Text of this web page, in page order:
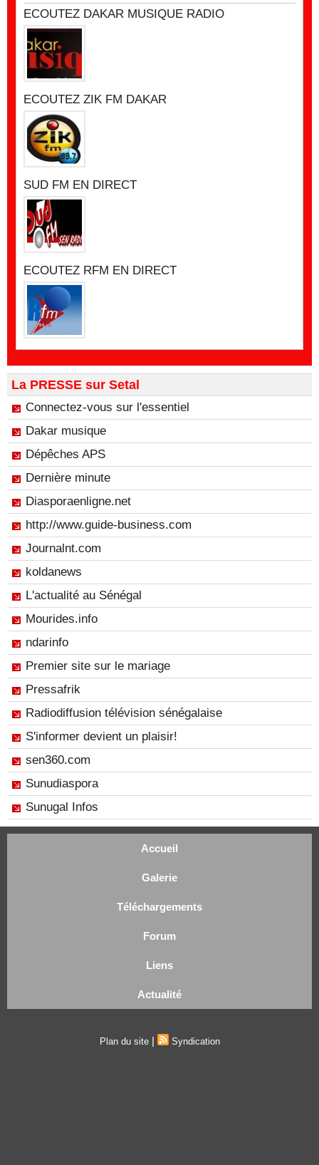
ECOUTEZ DAKAR MUSIQUE RADIO
ECOUTEZ ZIK FM DAKAR
SUD FM EN DIRECT
ECOUTEZ RFM EN DIRECT
La PRESSE sur Setal
Connectez-vous sur l'essentiel
Dakar musique
Dépêches APS
Dernière minute
Diasporaenligne.net
http://www.guide-business.com
Journalnt.com
koldanews
L'actualité au Sénégal
Mourides.info
ndarinfo
Premier site sur le mariage
Pressafrik
Radiodiffusion télévision sénégalaise
S'informer devient un plaisir!
sen360.com
Sunudiaspora
Sunugal Infos
Accueil
Galerie
Téléchargements
Forum
Liens
Actualité
Plan du site | Syndication